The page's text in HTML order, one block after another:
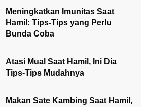
Meningkatkan Imunitas Saat
Hamil: Tips-Tips yang Perlu
Bunda Coba
Atasi Mual Saat Hamil, Ini Dia
Tips-Tips Mudahnya
Makan Sate Kambing Saat Hamil,